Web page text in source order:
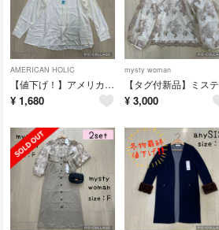
AMERICAN HOLIC
【値下げ！】アメリカンホリック サラックールタックブラウス
¥ 1,680
mysty woman
¥ 3,000